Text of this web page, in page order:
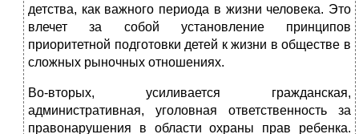
детства, как важного периода в жизни человека. Это
влечет за собой установление принципов
приоритетной подготовки детей к жизни в обществе в
сложных рыночных отношениях.
Во-вторых, усиливается гражданская,
административная, уголовная ответственность за
правонарушения в области охраны прав ребенка.